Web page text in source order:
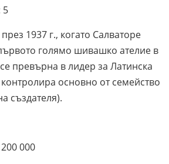
5
1937 г., когато Салваторе
голямо шивашко ателие в
превърна в лидер за Латинска
основно от семейство
създателя).
000